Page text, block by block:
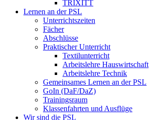
TRIXITT
Lernen an der PSL
Unterrichtszeiten
Fächer
Abschlüsse
Praktischer Unterricht
Textilunterricht
Arbeitslehre Hauswirtschaft
Arbeitslehre Technik
Gemeinsames Lernen an der PSL​
GoIn (DaF/DaZ)
Trainingsraum
Klassenfahrten und Ausflüge
Wir sind die PSL